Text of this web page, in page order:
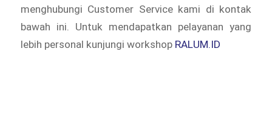
menghubungi Customer Service kami di kontak
bawah ini. Untuk mendapatkan pelayanan yang
lebih personal kunjungi workshop RALUM.ID